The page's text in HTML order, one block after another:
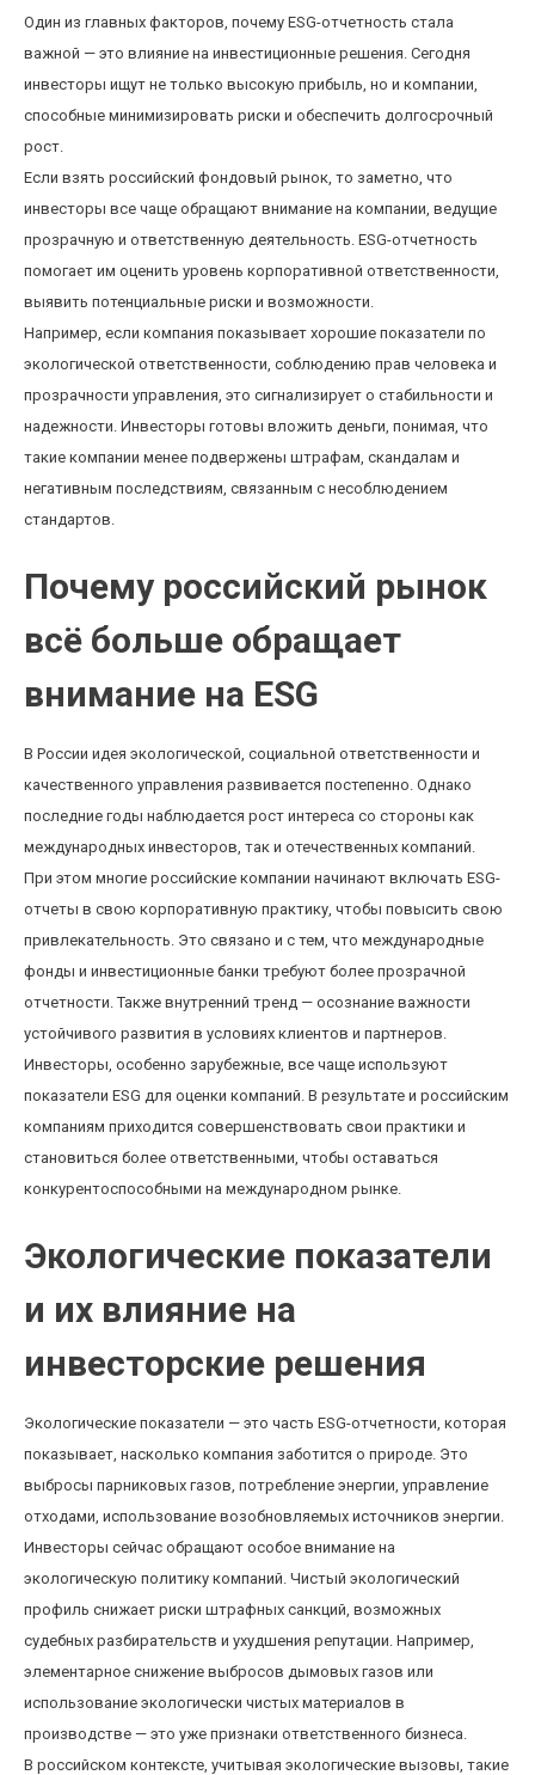
Один из главных факторов, почему ESG-отчетность стала
важной — это влияние на инвестиционные решения. Сегодня
инвесторы ищут не только высокую прибыль, но и компании,
способные минимизировать риски и обеспечить долгосрочный
рост.
Если взять российский фондовый рынок, то заметно, что
инвесторы все чаще обращают внимание на компании, ведущие
прозрачную и ответственную деятельность. ESG-отчетность
помогает им оценить уровень корпоративной ответственности,
выявить потенциальные риски и возможности.
Например, если компания показывает хорошие показатели по
экологической ответственности, соблюдению прав человека и
прозрачности управления, это сигнализирует о стабильности и
надежности. Инвесторы готовы вложить деньги, понимая, что
такие компании менее подвержены штрафам, скандалам и
негативным последствиям, связанным с несоблюдением
стандартов.
Почему российский рынок
всё больше обращает
внимание на ESG
В России идея экологической, социальной ответственности и
качественного управления развивается постепенно. Однако
последние годы наблюдается рост интереса со стороны как
международных инвесторов, так и отечественных компаний.
При этом многие российские компании начинают включать ESG-
отчеты в свою корпоративную практику, чтобы повысить свою
привлекательность. Это связано и с тем, что международные
фонды и инвестиционные банки требуют более прозрачной
отчетности. Также внутренний тренд — осознание важности
устойчивого развития в условиях клиентов и партнеров.
Инвесторы, особенно зарубежные, все чаще используют
показатели ESG для оценки компаний. В результате и российским
компаниям приходится совершенствовать свои практики и
становиться более ответственными, чтобы оставаться
конкурентоспособными на международном рынке.
Экологические показатели
и их влияние на
инвесторские решения
Экологические показатели — это часть ESG-отчетности, которая
показывает, насколько компания заботится о природе. Это
выбросы парниковых газов, потребление энергии, управление
отходами, использование возобновляемых источников энергии.
Инвесторы сейчас обращают особое внимание на
экологическую политику компаний. Чистый экологический
профиль снижает риски штрафных санкций, возможных
судебных разбирательств и ухудшения репутации. Например,
элементарное снижение выбросов дымовых газов или
использование экологически чистых материалов в
производстве — это уже признаки ответственного бизнеса.
В российском контексте, учитывая экологические вызовы, такие